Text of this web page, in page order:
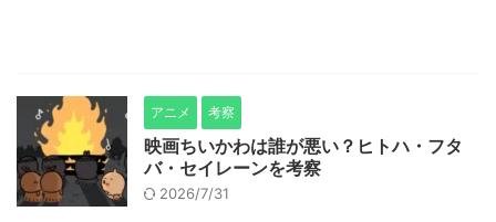
アニメ 考察
映画ちいかわは誰が悪い？ヒトハ・フタ
バ・セイレーンを考察
2026/7/31